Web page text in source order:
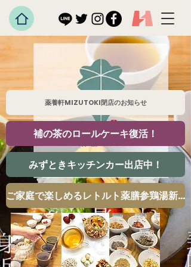
薬養軒MIZUTOKI閉店のお知らせ
補の茶のロールケーキ復活！
みずときキッチンカー出店中！
ご家庭で楽しめるレトルト薬膳参鶏湯新発売！